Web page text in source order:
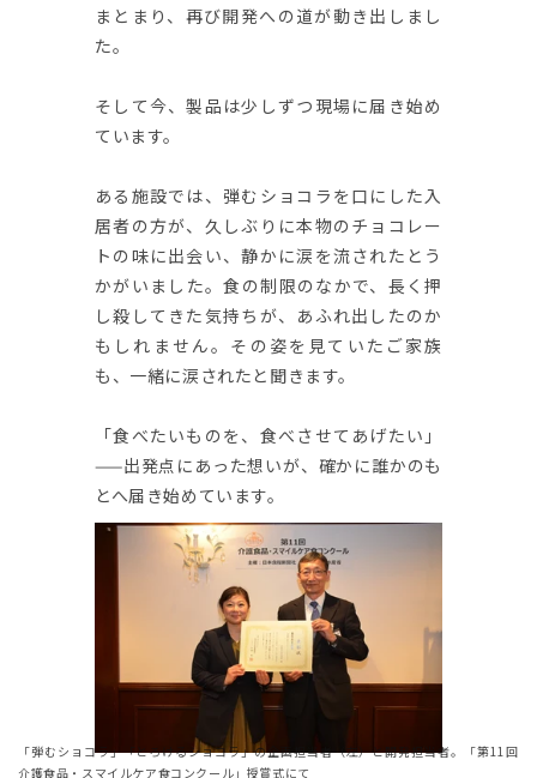
まとまり、再び開発への道が動き出しまし
た。
そして今、製品は少しずつ現場に届き始め
ています。
ある施設では、弾むショコラを口にした入
居者の方が、久しぶりに本物のチョコレー
トの味に出会い、静かに涙を流されたとう
かがいました。食の制限のなかで、長く押
し殺してきた気持ちが、あふれ出したのか
もしれません。その姿を見ていたご家族
も、一緒に涙されたと聞きます。
「食べたいものを、食べさせてあげたい」
——出発点にあった想いが、確かに誰かのも
とへ届き始めています。
「弾むショコラ」「とろけるショコラ」の企画担当者（左）と開発担当者。「第11回
介護食品・スマイルケア食コンクール」授賞式にて